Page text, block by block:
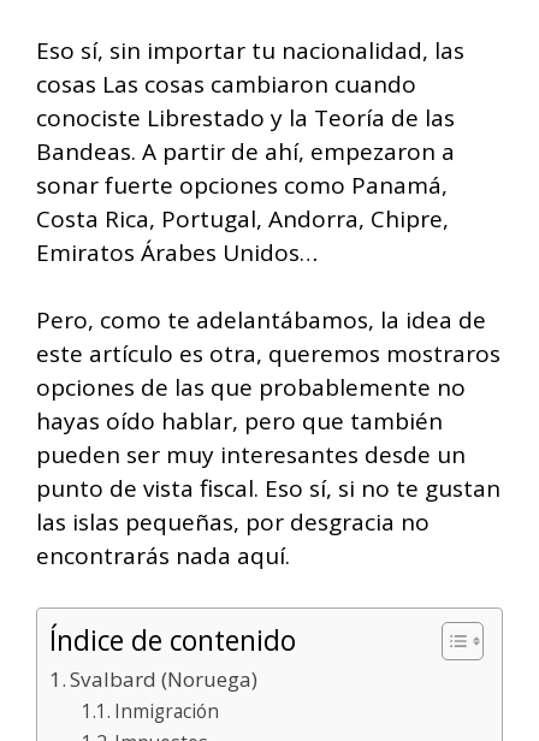
Eso sí, sin importar tu nacionalidad, las
cosas Las cosas cambiaron cuando
conociste Librestado y la Teoría de las
Bandeas. A partir de ahí, empezaron a
sonar fuerte opciones como Panamá,
Costa Rica, Portugal, Andorra, Chipre,
Emiratos Árabes Unidos…
Pero, como te adelantábamos, la idea de
este artículo es otra, queremos mostraros
opciones de las que probablemente no
hayas oído hablar, pero que también
pueden ser muy interesantes desde un
punto de vista fiscal. Eso sí, si no te gustan
las islas pequeñas, por desgracia no
encontrarás nada aquí.
Índice de contenido
Svalbard (Noruega)
Inmigración